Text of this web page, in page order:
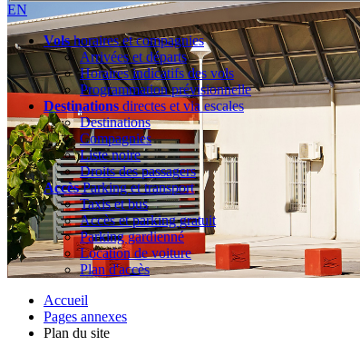
EN
Volshoraires et compagnies
Arrivées et départs
Horaires indicatifs des vols
Programmation prévisionnelle
Destinations directes et via escales
Destinations
Compagnies
Liste noire
Droits des passagers
AccèsParking et transport
Taxis et bus
Accès et parking gratuit
Parking gardienné
Location de voiture
Plan d'accès
Accueil
Pages annexes
Plan du site